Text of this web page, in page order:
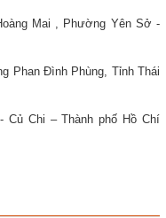
Mai , Phường Yên Sở -
Phan Đình Phùng, Tỉnh Thái
Củ Chi – Thành phố Hồ Chí